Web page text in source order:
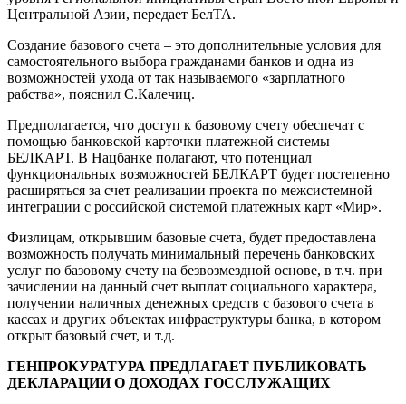
Центральной Азии, передает БелТА.
Создание базового счета – это дополнительные условия для
самостоятельного выбора гражданами банков и одна из
возможностей ухода от так называемого «зарплатного
рабства», пояснил С.Калечиц.
Предполагается, что доступ к базовому счету обеспечат с
помощью банковской карточки платежной системы
БЕЛКАРТ. В Нацбанке полагают, что потенциал
функциональных возможностей БЕЛКАРТ будет постепенно
расширяться за счет реализации проекта по межсистемной
интеграции с российской системой платежных карт «Мир».
Физлицам, открывшим базовые счета, будет предоставлена
возможность получать минимальный перечень банковских
услуг по базовому счету на безвозмездной основе, в т.ч. при
зачислении на данный счет выплат социального характера,
получении наличных денежных средств с базового счета в
кассах и других объектах инфраструктуры банка, в котором
открыт базовый счет, и т.д.
ГЕНПРОКУРАТУРА ПРЕДЛАГАЕТ ПУБЛИКОВАТЬ
ДЕКЛАРАЦИИ О ДОХОДАХ ГОССЛУЖАЩИХ